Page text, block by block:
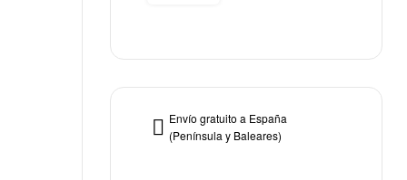
Envío gratuito a España
(Península y Baleares)